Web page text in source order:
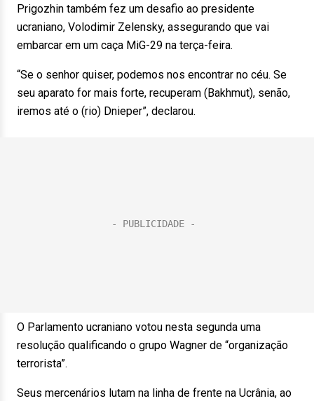
Prigozhin também fez um desafio ao presidente
ucraniano, Volodimir Zelensky, assegurando que vai
embarcar em um caça MiG-29 na terça-feira.
“Se o senhor quiser, podemos nos encontrar no céu. Se
seu aparato for mais forte, recuperam (Bakhmut), senão,
iremos até o (rio) Dnieper”, declarou.
O Parlamento ucraniano votou nesta segunda uma
resolução qualificando o grupo Wagner de “organização
terrorista”.
Seus mercenários lutam na linha de frente na Ucrânia, ao